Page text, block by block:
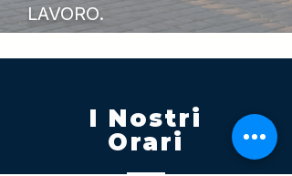
LAVORO.
I Nostri
Orari